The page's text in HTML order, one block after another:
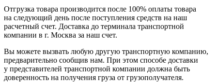
Отгрузка товара производится после 100% оплаты товара
на следующий день после поступления средств на наш
расчетный счет. Доставка до терминала транспортной
компании в г. Москва за наш счет.
Вы можете вызвать любую другую транспортную компанию,
предварительно сообщив нам. При этом способе доставки
у представителей транспортной компании должна быть
доверенность на получения груза от грузополучателя.